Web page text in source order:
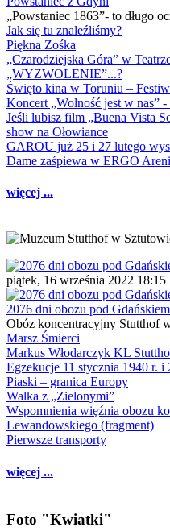
„Powstaniec 1863”- to długo
Jak się tu znaleźliśmy?
Piękna Zośka
„Czarodziejska Góra” w
„WYZWOLENIE”...?
Święto kina w Toruniu –
Koncert „Wolność jest w nas”
Jeśli lubisz film „Buena Vista
show na Ołowiance
GAROU już 25 i 27 lutego
Dame zaśpiewa w ERGO
więcej ...
piątek, 16 września 2022 18:15
2076 dni obozu pod Gdańskiem
Obóz koncentracyjny Stutthof
Marsz Śmierci
Markus Włodarczyk KL
Egzekucje 11 stycznia 1940 r. i
Piaski – granica Europy
Walka z „Zielonymi”
Wspomnienia więźnia obozu
Lewandowskiego (fragment)
Pierwsze transporty
więcej ...
Foto "Kwiatki"